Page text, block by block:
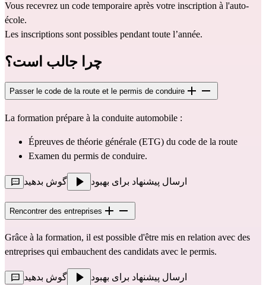
Vous recevrez un code temporaire après votre inscription à l'auto-
école.
Les inscriptions sont possibles pendant toute l’année.
چرا جالب است؟
Passer le code de la route et le permis de conduire
La formation prépare à la conduite automobile :
Épreuves de théorie générale (ETG) du code de la route
Examen du permis de conduire.
ارسال پیشنهاد برای بهبود گوش بدهید
Rencontrer des entreprises
Grâce à la formation, il est possible d'être mis en relation avec des
entreprises qui embauchent des candidats avec le permis.
ارسال پیشنهاد برای بهبود گوش بدهید